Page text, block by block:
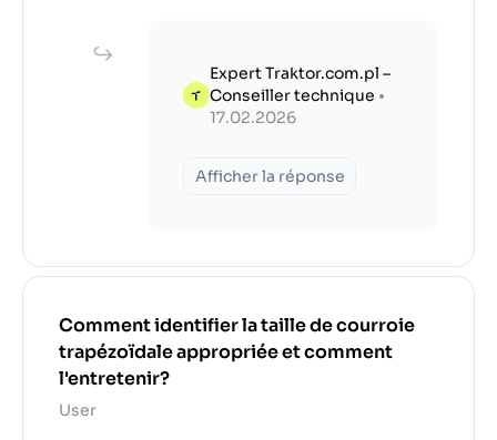
Expert Traktor.com.pl –
Conseiller technique •
17.02.2026
Afficher la réponse
Comment identifier la taille de courroie
trapézoïdale appropriée et comment
l'entretenir?
User